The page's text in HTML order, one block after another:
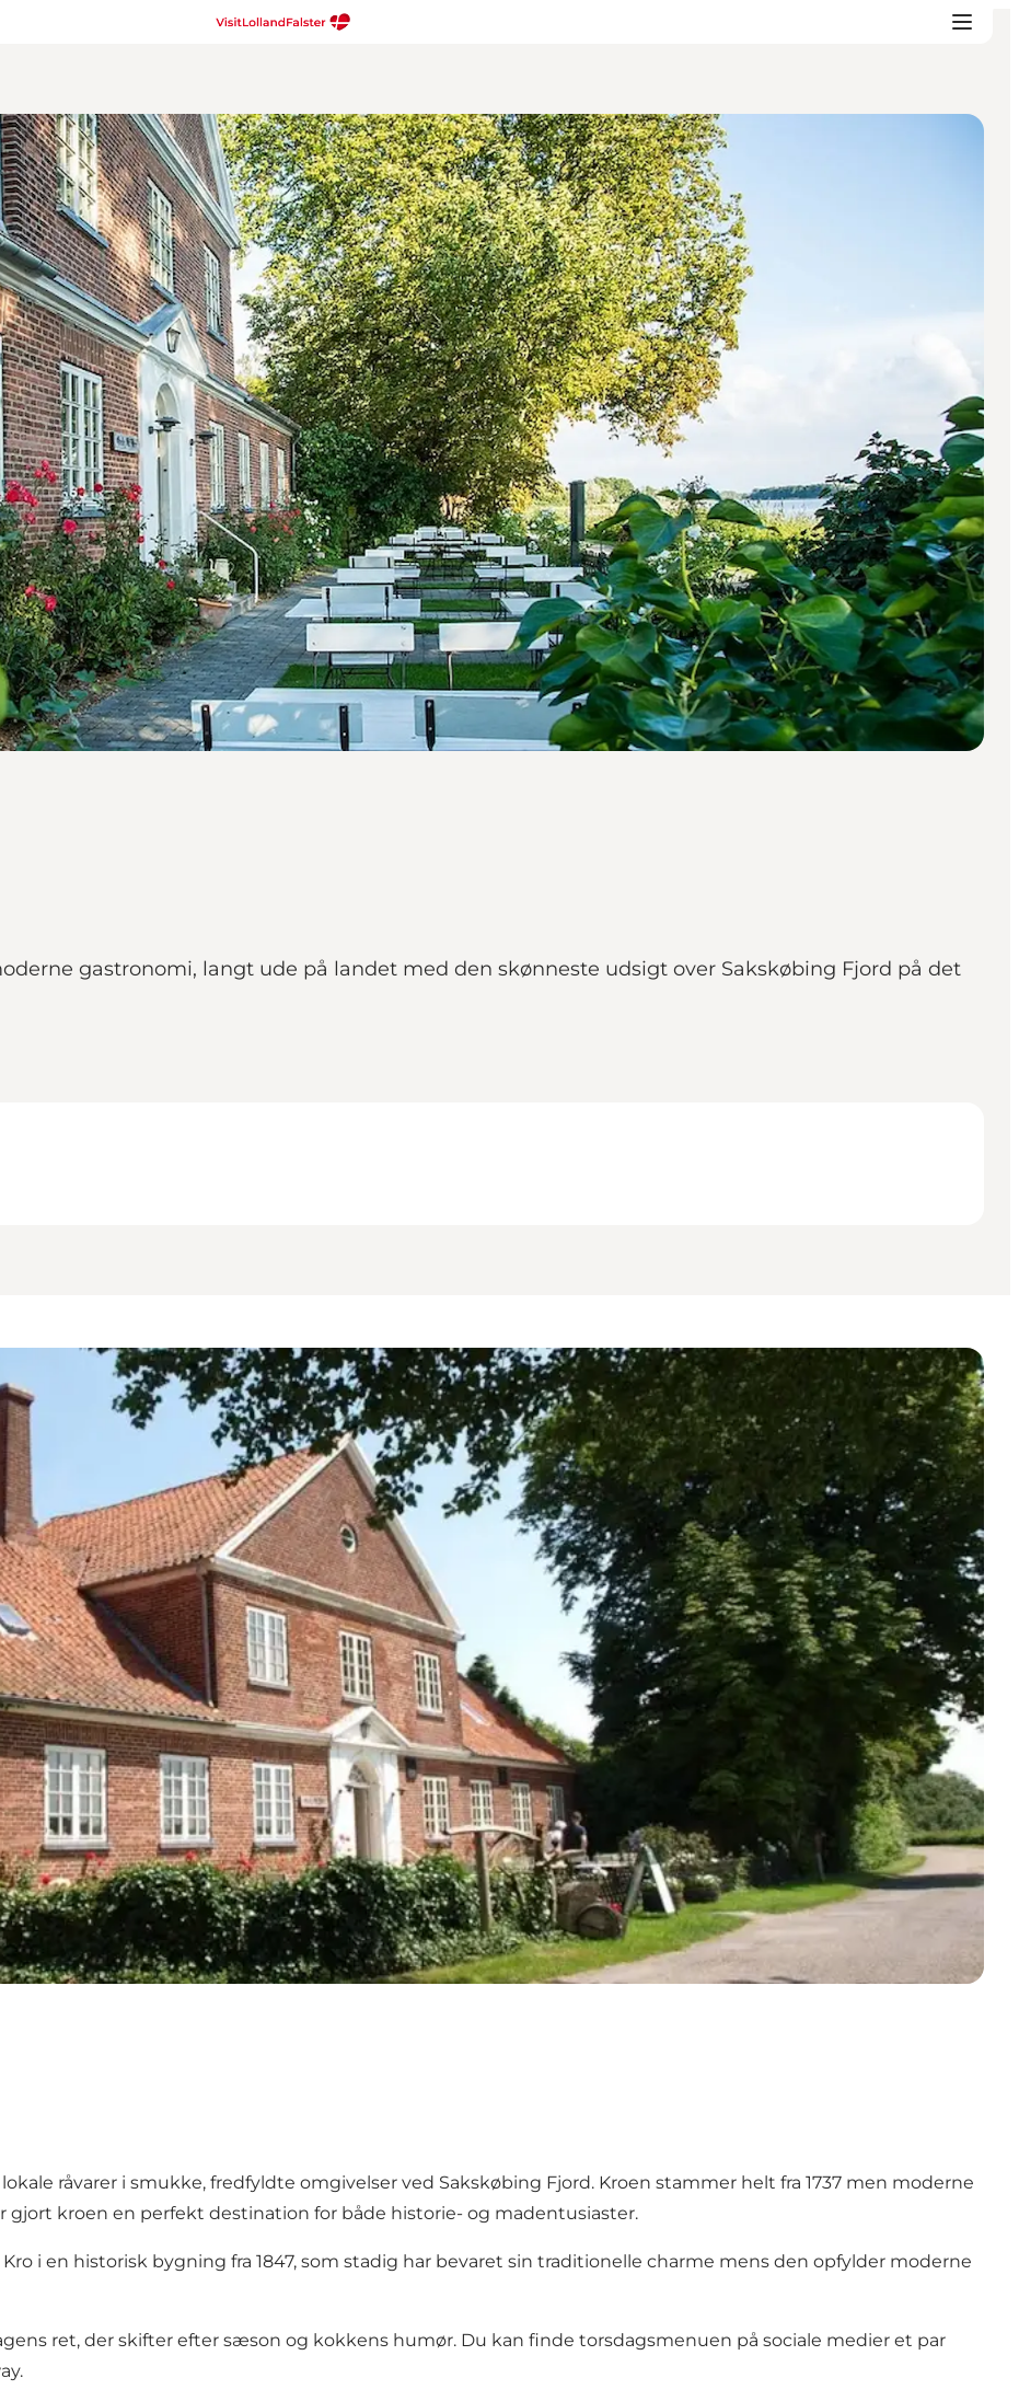
gastronomi, langt ude på landet med den skønneste udsigt over Sakskøbing Fjord på det
råvarer i smukke, fredfyldte omgivelser ved Sakskøbing Fjord. Kroen stammer helt fra 1737 men moderne
kroen en perfekt destination for både historie- og madentusiaster.
i en historisk bygning fra 1847, som stadig har bevaret sin traditionelle charme mens den opfylder moderne
ret, der skifter efter sæson og kokkens humør. Du kan finde torsdagsmenuen på sociale medier et par